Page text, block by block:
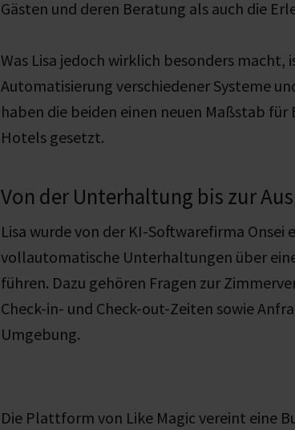
Gästen und deren Beratung als auch die
Was Lisa jedoch wirklich besonders
Automatisierung verschiedener Systeme
haben die beiden einen neuen Maßstab
Hotels gesetzt.
Von der Unterhaltung bis zur
Lisa wurde von der KI-Softwarefirma
vollautomatische Unterhaltungen über
führen. Dazu gehören Fragen zur
Check-in- und Check-out-Zeiten sowie
Umgebung.
Die Plattform von Like Magic vereint eine